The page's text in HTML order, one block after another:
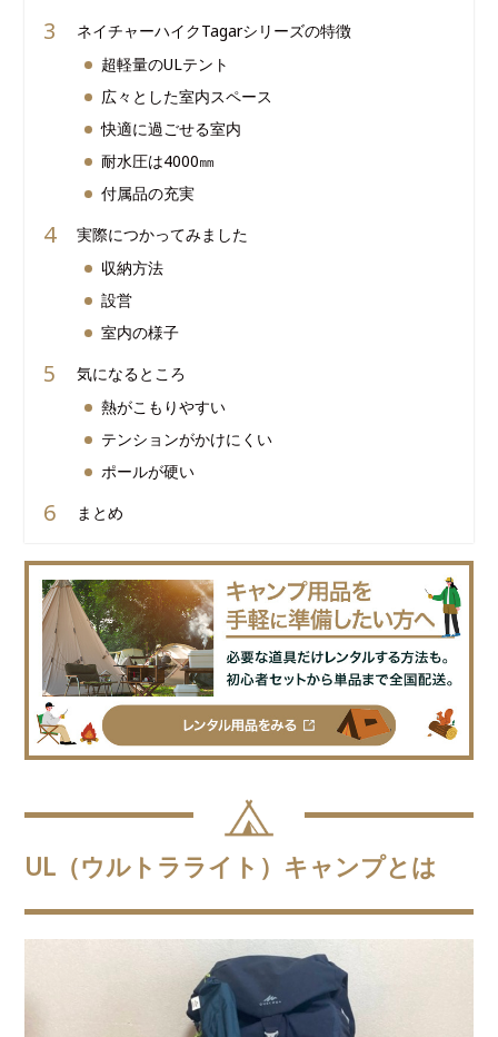
ネイチャーハイクTagarシリーズの特徴
超軽量のULテント
広々とした室内スペース
快適に過ごせる室内
耐水圧は4000㎜
付属品の充実
実際につかってみました
収納方法
設営
室内の様子
気になるところ
熱がこもりやすい
テンションがかけにくい
ポールが硬い
まとめ
UL（ウルトラライト）キャンプとは